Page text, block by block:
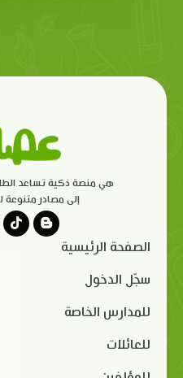
هي منصة ذكية تساعد
إلى مصادر متنوعة
الصفحة الرئيسية
سجّل الدخول
للمدارس الخاصة
للعائلات